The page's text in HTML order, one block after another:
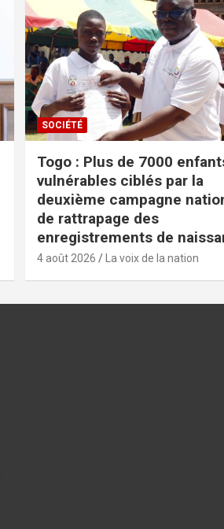
SOCIÉTÉ
Togo : Plus de 7000
vulnérables ciblés par la
deuxième campagne
de rattrapage des
enregistrements de
4 août 2026 La voix de la nation